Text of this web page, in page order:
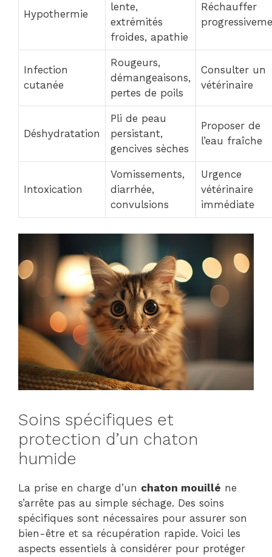
Hypothermie
lente,
extrémités
froides, apathie
Réchauffer
Infection
cutanée
Rougeurs,
démangeaisons,
pertes de poils
Consulter un
vétérinaire
Déshydratation
Pli de peau
persistant,
gencives sèches
Proposer de
l’eau fraîche
Intoxication
Vomissements,
diarrhée,
convulsions
Urgence
vétérinaire
immédiate
Soins spécifiques et
protection d’un chaton
humide
La prise en charge d’un chaton mouillé ne
s’arrête pas au simple séchage. Des soins
spécifiques sont nécessaires pour assurer son
bien-être et sa récupération rapide. Voici les
aspects essentiels à considérer pour protéger